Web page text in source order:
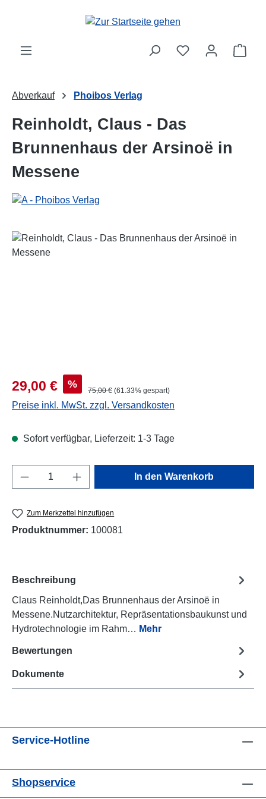
Zum Hauptinhalt springen
Abverkauf Phoibos Verlag
Reinholdt, Claus - Das
Brunnenhaus der Arsinoë in
Messene
Bildergalerie überspringen
Verkaufspreis:
29,00 € % Regulärer Preis:
75,00 € (61.33% gespart)
Preise inkl. MwSt. zzgl. Versandkosten
Sofort verfügbar, Lieferzeit: 1-3 Tage
Produkt Anzahl: Gib den gewünschten
In den Warenkorb
Zum Merkzettel hinzufügen
Produktnummer: 100081
Beschreibung
Claus Reinholdt,Das Brunnenhaus der Arsinoë in
Messene.Nutzarchitektur, Repräsentationsbaukunst und
Hydrotechnologie im Rahm… Mehr
Bewertungen
Dokumente
Service-Hotline
Shopservice